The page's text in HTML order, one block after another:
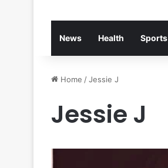
News Health Sports
Home /Jessie J
Jessie J